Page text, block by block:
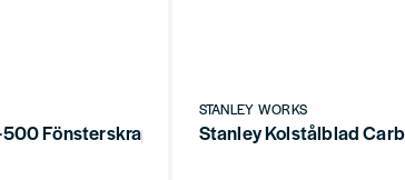
Fönsterskrapa / Glasskrapa
STANLEY WORKS
Stanley Kolstålblad